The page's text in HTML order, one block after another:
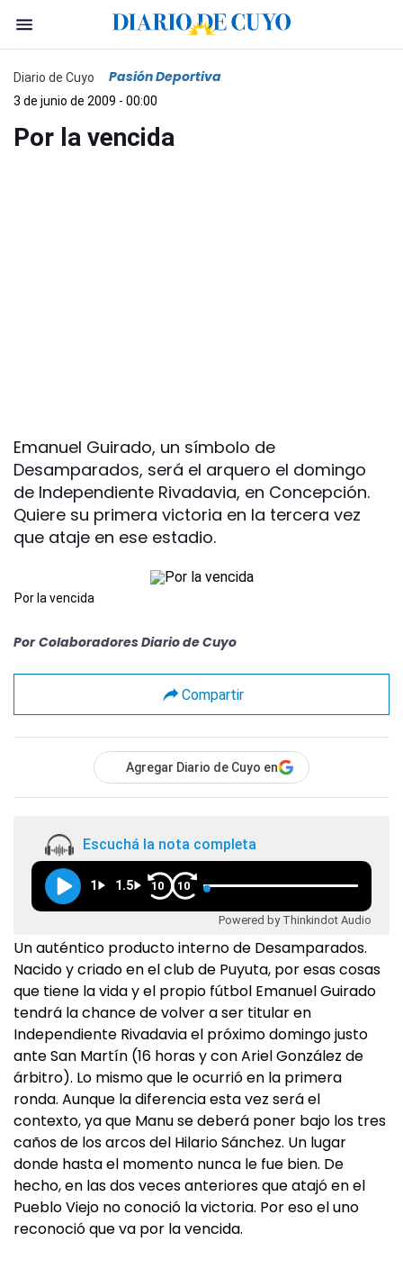
Diario de Cuyo Pasión Deportiva
3 de junio de 2009 - 00:00
Por la vencida
Emanuel Guirado, un símbolo de
Desamparados, será el arquero el domingo
de Independiente Rivadavia, en Concepción.
Quiere su primera victoria en la tercera vez
que ataje en ese estadio.
Por la vencida
Por Colaboradores Diario de Cuyo
Compartir
Agregar Diario de Cuyo en
Escuchá la nota completa
1 1.5 10 10
Powered by Thinkindot Audio
Un auténtico producto interno de Desamparados.
Nacido y criado en el club de Puyuta, por esas cosas
que tiene la vida y el propio fútbol Emanuel Guirado
tendrá la chance de volver a ser titular en
Independiente Rivadavia el próximo domingo justo
ante San Martín (16 horas y con Ariel González de
árbitro). Lo mismo que le ocurrió en la primera
ronda. Aunque la diferencia esta vez será el
contexto, ya que Manu se deberá poner bajo los tres
caños de los arcos del Hilario Sánchez. Un lugar
donde hasta el momento nunca le fue bien. De
hecho, en las dos veces anteriores que atajó en el
Pueblo Viejo no conoció la victoria. Por eso el uno
reconoció que va por la vencida.